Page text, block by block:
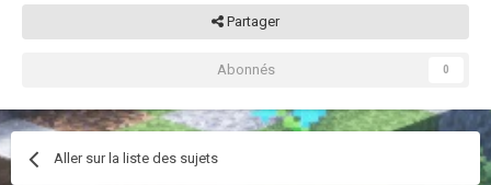
Partager
Abonnés 0
Aller sur la liste des sujets